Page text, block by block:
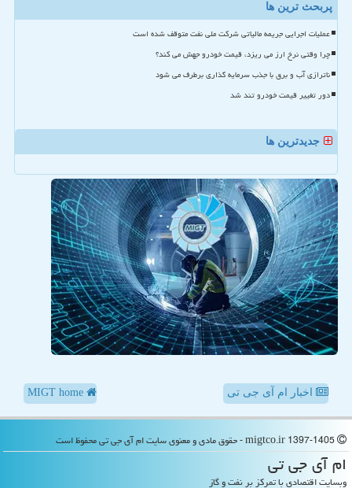
پربحث ترین ها
عملیات اجرایی جریمه مالیاتی شرکت ملی نفت متوقف شده است
چرا وقتی نرخ ارز می ریزد، قیمت خودرو جهش می کند؟
ناترازی آب و برق با جذب سرمایه گذاری برطرف می شود
دور تغییر قیمت خودرو تند شد
جدیدترین ها
اخبار ام آی جی تی
ام آی جی تی
وبسایت اقتصادی با تمرکز بر نفت و گاز